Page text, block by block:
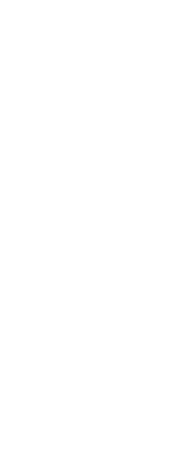
y tours
oferta
en Autobús
8.00 -